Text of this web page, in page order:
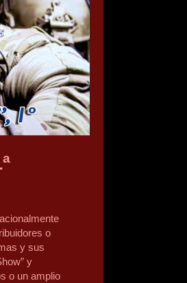
o
y sus
y
o un amplio